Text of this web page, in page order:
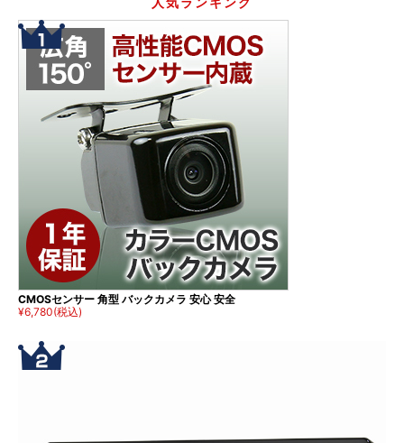
人気ランキング
CMOSセンサー 角型 バックカメラ 安心 安全
¥6,780(税込)